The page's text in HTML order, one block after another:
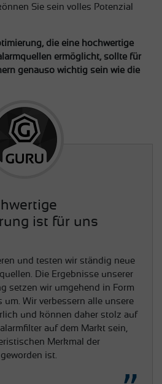
Sie sein volles Potenzial
die eine hochwertige
ermöglicht, sollte für
genauso wichtig sein wie die
ist für uns
und testen wir ständig neue
Die Ergebnisse unserer
setzen wir umgehend in Form
um. Wir verbessern alle unsere
und können daher stolz auf
auf dem Markt sein,
Merkmal der
ist.